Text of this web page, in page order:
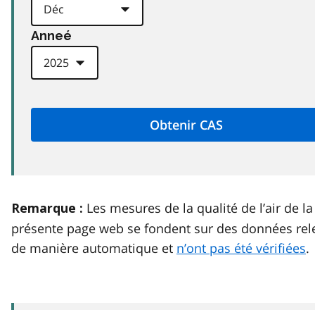
Anneé
Remarque : Les mesures de la qualité de l’air de la
présente page web se fondent sur des données
de manière automatique et n’ont pas été vérifiées.